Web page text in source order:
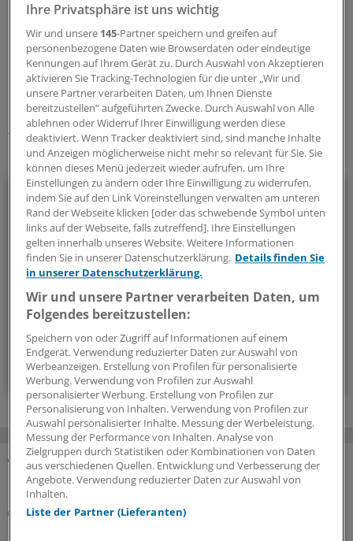
Beruf zurückzuführen ist", sagte Laumann.
0
Schlagworte:
Berufspolitik
Ihr Newsletter zum Thema
Politik & Debatte
Mit diesem Newsletter blicken Sie hinter das tägliche
Geschehen in der Gesundheitspolitik. Mit Analysen,
Hintergründen und einem Blick auf Themen, die die Agenda
bestimmen.
Zum Abonnieren bitte anmelden
MEHR ZUM THEMA
Notfallversorgung
Ihre Privatsphäre ist uns wichtig
Wir und unsere 145-Partner speichern und greifen auf
personenbezogene Daten wie Browserdaten oder eindeutige
Kennungen auf Ihrem Gerät zu. Durch Auswahl von Akzeptieren
aktivieren Sie Tracking-Technologien für die unter „Wir und
unsere Partner verarbeiten Daten, um Ihnen Dienste
bereitzustellen“ aufgeführten Zwecke. Durch Auswahl von Alle
ablehnen oder Widerruf Ihrer Einwilligung werden diese
deaktiviert. Wenn Tracker deaktiviert sind, sind manche Inhalte
und Anzeigen möglicherweise nicht mehr so relevant für Sie. Sie
können dieses Menü jederzeit wieder aufrufen, um Ihre
Einstellungen zu ändern oder Ihre Einwilligung zu widerrufen,
indem Sie auf den Link Voreinstellungen verwalten am unteren
Rand der Webseite klicken [oder das schwebende Symbol unten
links auf der Webseite, falls zutreffend]. Ihre Einstellungen
gelten innerhalb unseres Website. Weitere Informationen
finden Sie in unserer Datenschutzerklärung. Details finden Sie
in unserer Datenschutzerklärung.
Wir und unsere Partner verarbeiten Daten, um
Folgendes bereitzustellen:
Speichern von oder Zugriff auf Informationen auf einem
Endgerät. Verwendung reduzierter Daten zur Auswahl von
Werbeanzeigen. Erstellung von Profilen für personalisierte
Werbung. Verwendung von Profilen zur Auswahl
personalisierter Werbung. Erstellung von Profilen zur
Personalisierung von Inhalten. Verwendung von Profilen zur
Auswahl personalisierter Inhalte. Messung der Werbeleistung.
Messung der Performance von Inhalten. Analyse von
Zielgruppen durch Statistiken oder Kombinationen von Daten
aus verschiedenen Quellen. Entwicklung und Verbesserung der
Angebote. Verwendung reduzierter Daten zur Auswahl von
Inhalten.
Liste der Partner (Lieferanten)